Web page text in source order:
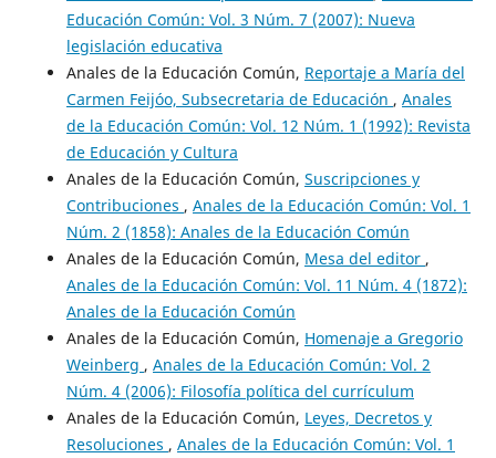
Educación Común: Vol. 3 Núm. 7 (2007): Nueva
legislación educativa
Anales de la Educación Común, Reportaje a María del
Carmen Feijóo, Subsecretaria de Educación , Anales
de la Educación Común: Vol. 12 Núm. 1 (1992): Revista
de Educación y Cultura
Anales de la Educación Común, Suscripciones y
Contribuciones , Anales de la Educación Común: Vol. 1
Núm. 2 (1858): Anales de la Educación Común
Anales de la Educación Común, Mesa del editor ,
Anales de la Educación Común: Vol. 11 Núm. 4 (1872):
Anales de la Educación Común
Anales de la Educación Común, Homenaje a Gregorio
Weinberg , Anales de la Educación Común: Vol. 2
Núm. 4 (2006): Filosofía política del currículum
Anales de la Educación Común, Leyes, Decretos y
Resoluciones , Anales de la Educación Común: Vol. 1